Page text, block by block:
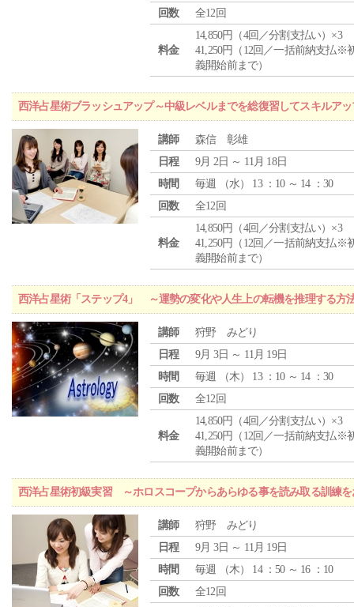
回数
全12回
料金
14,850円（4回／分割支払い）×3
41,250円（12回／一括前納支払※
義開始前まで）
西洋占星術ブラッシュアップ～中級レベルまでを総復習してスキルア
講師
森信 彰雄
日程
9月 2日 ～ 11月 18日
時間
毎週 （水） 13 ：10 ～ 14 ：30
回数
全12回
料金
14,850円（4回／分割支払い）×3
41,250円（12回／一括前納支払※
義開始前まで）
西洋占星術「ステップ4」 ～運勢の変化や人生上の転機を推理する方
講師
狩野 みどり
日程
9月 3日 ～ 11月 19日
時間
毎週 （木） 13 ：10 ～ 14 ：30
回数
全12回
料金
14,850円（4回／分割支払い）×3
41,250円（12回／一括前納支払※
義開始前まで）
西洋占星術初級実習 ～ホロスコープからあらゆる事を読み取る訓練を
講師
狩野 みどり
日程
9月 3日 ～ 11月 19日
時間
毎週 （木） 14 ：50 ～ 16 ：10
回数
全12回